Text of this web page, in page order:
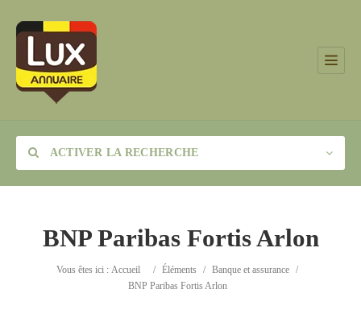
ACTIVER LA RECHERCHE
Catégorie
BNP Paribas Fortis Arlon
Vous êtes ici : Accueil / Éléments / Banque et assurance /
BNP Paribas Fortis Arlon